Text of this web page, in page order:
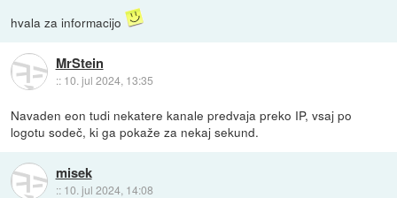
hvala za informacijo
MrStein
:: 10. jul 2024, 13:35
Navaden eon tudi nekatere kanale predvaja preko IP, vsaj po
logotu sodeč, ki ga pokaže za nekaj sekund.
misek
:: 10. jul 2024, 14:08